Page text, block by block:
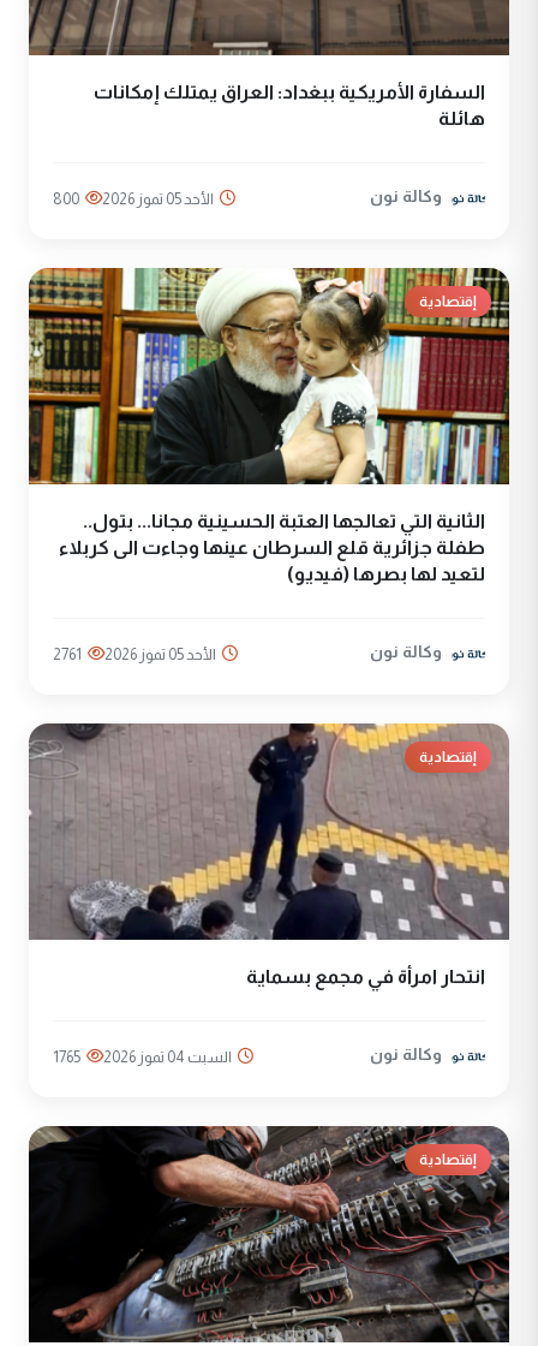
السفارة الأمريكية ببغداد: العراق يمتلك إمكانات
هائلة
وكالة نون الأحد 05 تموز 2026 800
إقتصادية
الثانية التي تعالجها العتبة الحسينية مجانا... بتول..
طفلة جزائرية قلع السرطان عينها وجاءت الى كربلاء
لتعيد لها بصرها (فيديو)
وكالة نون الأحد 05 تموز 2026 2761
إقتصادية
انتحار امرأة في مجمع بسماية
وكالة نون السبت 04 تموز 2026 1765
إقتصادية